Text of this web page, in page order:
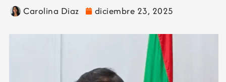
Carolina Diaz diciembre 23, 2025